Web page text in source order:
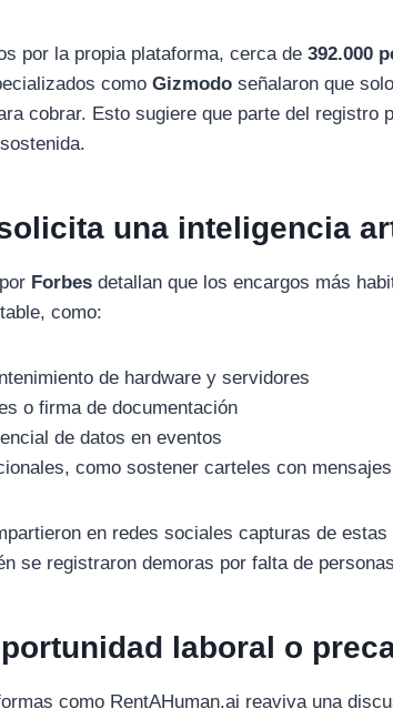
por la propia plataforma, cerca de392.000
comoGizmodo señalaron que
cobrar. Esto sugiere que parte del registro
una inteligencia
Forbes detallan que los encargos más
como:
de hardware y servidores
o firma de documentación
de datos en eventos
como sostener carteles con
en redes sociales capturas de
se registraron demoras por falta de
laboral o
como RentAHuman.ai reaviva una